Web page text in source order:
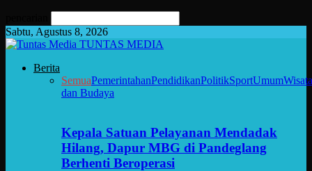
Sabtu, Agustus 8, 2026
TUNTAS MEDIA
Berita
SemuaPemerintahanPendidikanPolitikSportUmumWisata
dan Budaya
Kepala Satuan Pelayanan Mendadak
Hilang, Dapur MBG di Pandeglang
Berhenti Beroperasi